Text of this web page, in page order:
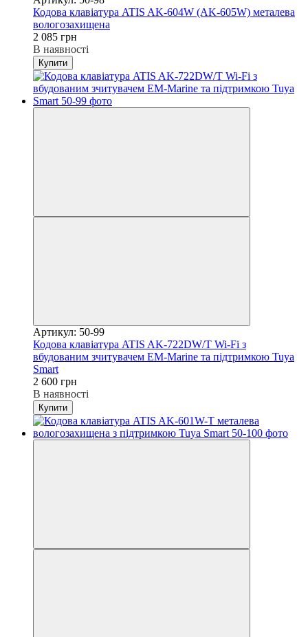
Кодова клавіатура ATIS AK-604W (AK-605W) металева
вологозахищена
2 085 грн
В наявності
Купити
Артикул: 50-99
Кодова клавіатура ATIS AK-722DW/T Wi-Fi з
вбудованим зчитувачем EM-Marine та підтримкою Tuya
Smart
2 600 грн
В наявності
Купити